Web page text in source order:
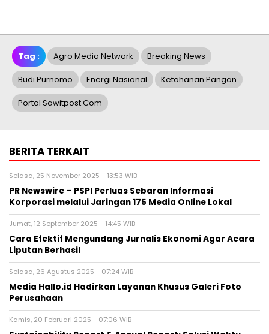
Tag : Agro Media Network Breaking News
Budi Purnomo Energi Nasional Ketahanan Pangan
Portal Sawitpost.com
BERITA TERKAIT
Selasa, 25 November 2025 - 13:53 WIB
PR Newswire – PSPI Perluas Sebaran Informasi
Korporasi melalui Jaringan 175 Media Online Lokal
Jumat, 12 September 2025 - 14:45 WIB
Cara Efektif Mengundang Jurnalis Ekonomi Agar Acara
Liputan Berhasil
Selasa, 26 Agustus 2025 - 07:24 WIB
Media Hallo.id Hadirkan Layanan Khusus Galeri Foto
Perusahaan
Kamis, 20 Februari 2025 - 07:06 WIB